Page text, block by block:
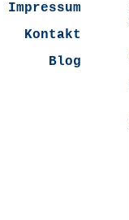
Impressum
Kontakt
Blog